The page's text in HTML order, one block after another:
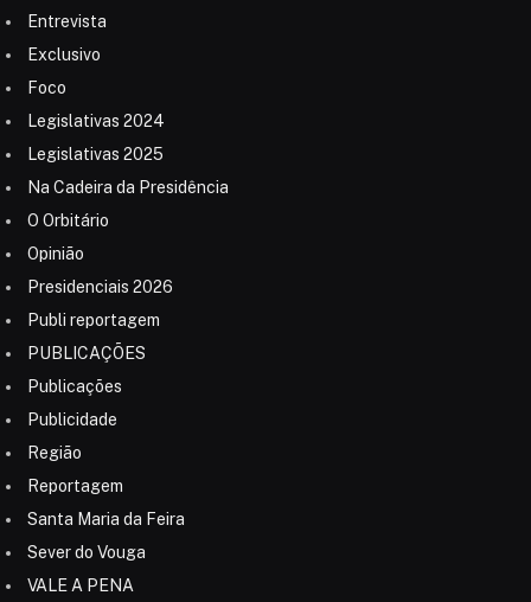
Entrevista
Exclusivo
Foco
Legislativas 2024
Legislativas 2025
Na Cadeira da Presidência
O Orbitário
Opinião
Presidenciais 2026
Publi reportagem
PUBLICAÇÕES
Publicações
Publicidade
Região
Reportagem
Santa Maria da Feira
Sever do Vouga
VALE A PENA